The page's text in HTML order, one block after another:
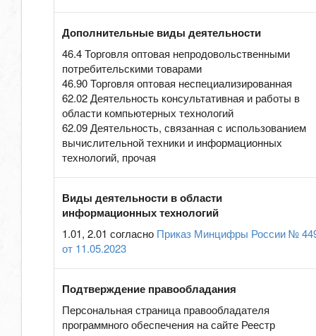
Дополнительные виды деятельности
46.4 Торговля оптовая непродовольственными
потребительскими товарами
46.90 Торговля оптовая неспециализированная
62.02 Деятельность консультативная и работы в
области компьютерных технологий
62.09 Деятельность, связанная с использованием
вычислительной техники и информационных
технологий, прочая
Виды деятельности в области
информационных технологий
1.01, 2.01 согласно Приказ Минцифры России №
от 11.05.2023
Подтверждение правообладания
Персональная страница правообладателя
программного обеспечения на сайте Реестр